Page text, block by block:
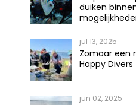
duiken
jul 13, 2025
Zomaar een
Happy Divers
jun 02, 2025